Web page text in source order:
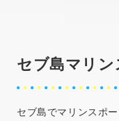
セブ島マリン
セブ島でマリンスポ